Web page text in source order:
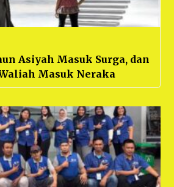
Asiyah Masuk Surga, dan
Masuk Neraka